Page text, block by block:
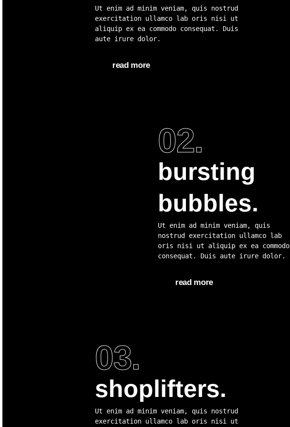
Ut enim ad minim veniam, quis nostrud
exercitation ullamco lab oris nisi ut
aliquip ex ea commodo consequat. Duis
aute irure dolor.
read more
02.
bursting
bubbles.
Ut enim ad minim veniam, quis
nostrud exercitation ullamco lab
oris nisi ut aliquip ex ea commodo
consequat. Duis aute irure dolor.
read more
03.
shoplifters.
Ut enim ad minim veniam, quis nostrud
exercitation ullamco lab oris nisi ut